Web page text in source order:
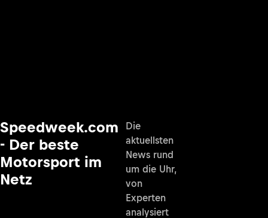
Speedweek.com
- Der beste
Motorsport im
Netz
Die
aktuellsten
News rund
um die Uhr,
von
Experten
analysiert